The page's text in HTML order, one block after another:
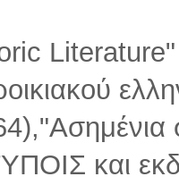
Literature"
και